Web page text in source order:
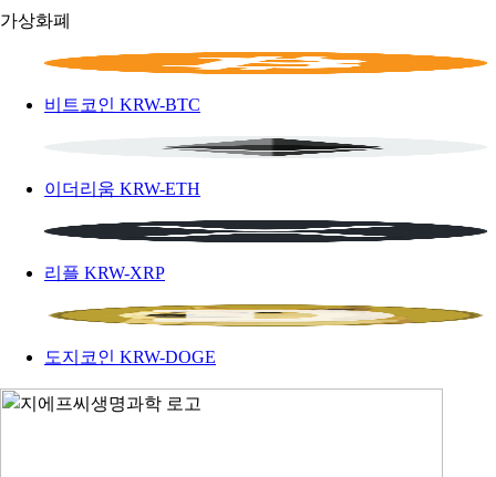
가상화폐
비트코인 KRW-BTC
이더리움 KRW-ETH
리플 KRW-XRP
도지코인 KRW-DOGE